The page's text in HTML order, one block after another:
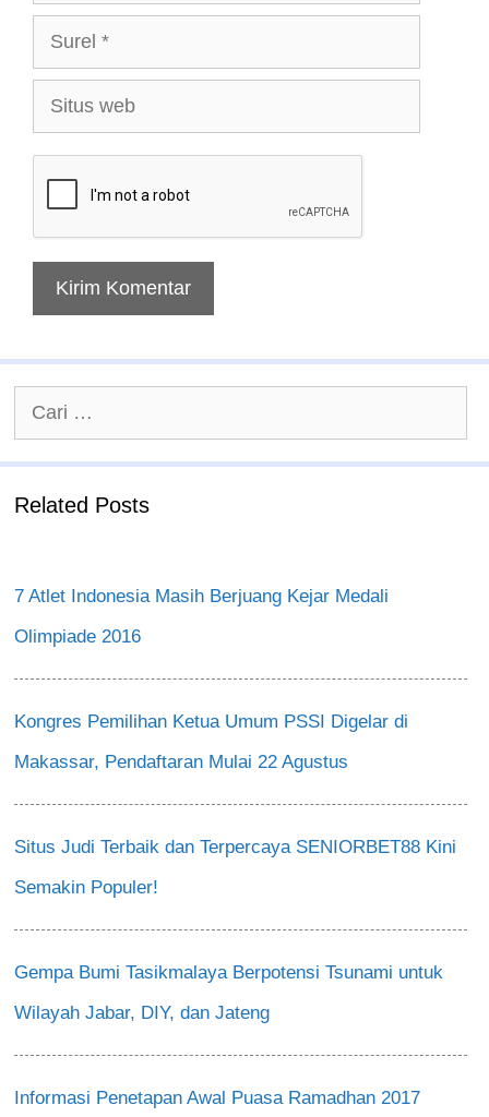
Surel
Situs
Cari
untuk:
Related Posts
7 Atlet Indonesia Masih Berjuang Kejar Medali
Olimpiade 2016
Kongres Pemilihan Ketua Umum PSSI Digelar di
Makassar, Pendaftaran Mulai 22 Agustus
Situs Judi Terbaik dan Terpercaya SENIORBET88 Kini
Semakin Populer!
Gempa Bumi Tasikmalaya Berpotensi Tsunami untuk
Wilayah Jabar, DIY, dan Jateng
Informasi Penetapan Awal Puasa Ramadhan 2017